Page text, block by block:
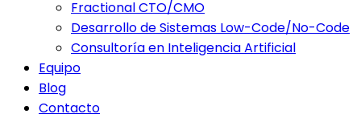
Fractional CTO/CMO
Desarrollo de Sistemas Low-Code/No-Code
Consultoría en Inteligencia Artificial
Equipo
Blog
Contacto